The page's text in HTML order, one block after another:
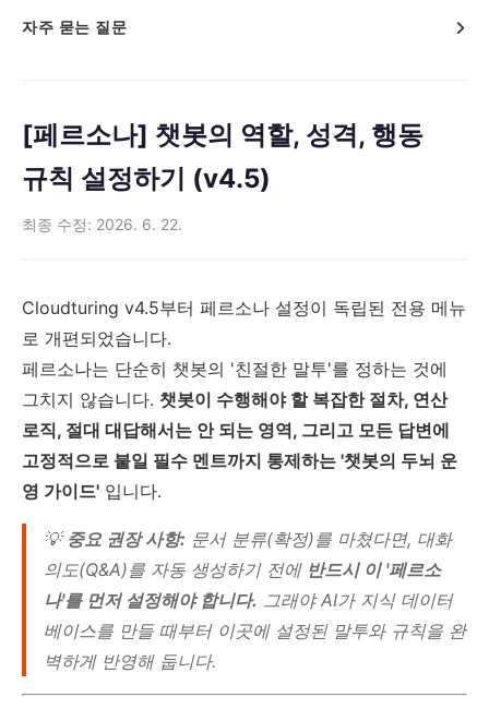
자주 묻는 질문
[페르소나] 챗봇의 역할, 성격, 행동
규칙 설정하기 (v4.5)
최종 수정: 2026. 6. 22.
Cloudturing v4.5부터 페르소나 설정이 독립된 전용 메뉴
로 개편되었습니다.
페르소나는 단순히 챗봇의 '친절한 말투'를 정하는 것에
그치지 않습니다. 챗봇이 수행해야 할 복잡한 절차, 연산
로직, 절대 대답해서는 안 되는 영역, 그리고 모든 답변에
고정적으로 붙일 필수 멘트까지 통제하는 '챗봇의 두뇌 운
영 가이드' 입니다.
💡 중요 권장 사항: 문서 분류(확정)를 마쳤다면, 대화
의도(Q&A)를 자동 생성하기 전에 반드시 이 '페르소
나'를 먼저 설정해야 합니다. 그래야 AI가 지식 데이터
베이스를 만들 때부터 이곳에 설정된 말투와 규칙을 완
벽하게 반영해 둡니다.